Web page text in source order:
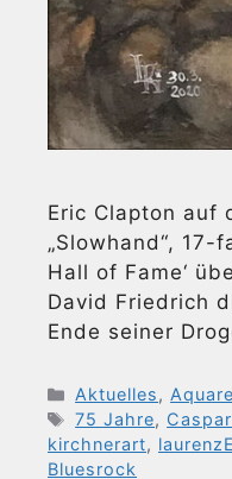
Eric Clapton auf
„Slowhand“,
Hall of Fame‘
David Friedrich
Ende seiner
Kategorien
Aktuelles,
Schlagwörter
75 Jahre,
kirchnerart,
Bluesrock